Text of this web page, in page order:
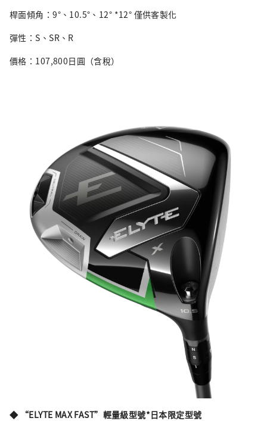
桿面傾角：9°、10.5°、12° *12° 僅供客製化
彈性：S、SR、R
價格：107,800日圓（含稅）
◆ “ELYTE MAX FAST”輕量級型號*日本限定型號